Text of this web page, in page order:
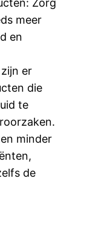
meer
en
er
die
te
minder
de